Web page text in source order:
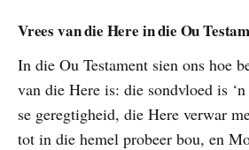
Vrees van die Here in die Ou
In die Ou Testament sien ons hoe
van die Here is: die sondvloed is
se geregtigheid, die Here verwar
tot in die hemel probeer bou, en